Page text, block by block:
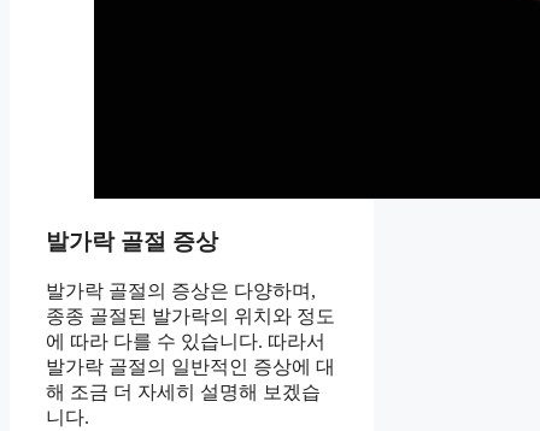
발가락 골절 증상
발가락 골절의 증상은 다양하며,
종종 골절된 발가락의 위치와 정도
에 따라 다를 수 있습니다. 따라서
발가락 골절의 일반적인 증상에 대
해 조금 더 자세히 설명해 보겠습
니다.